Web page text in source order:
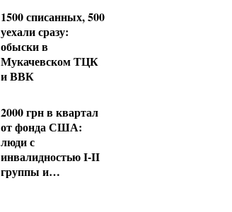
1500 списанных, 500
уехали сразу:
обыски в
Мукачевском ТЦК
и ВВК
2000 грн в квартал
от фонда США:
люди с
инвалидностью I-II
группы и